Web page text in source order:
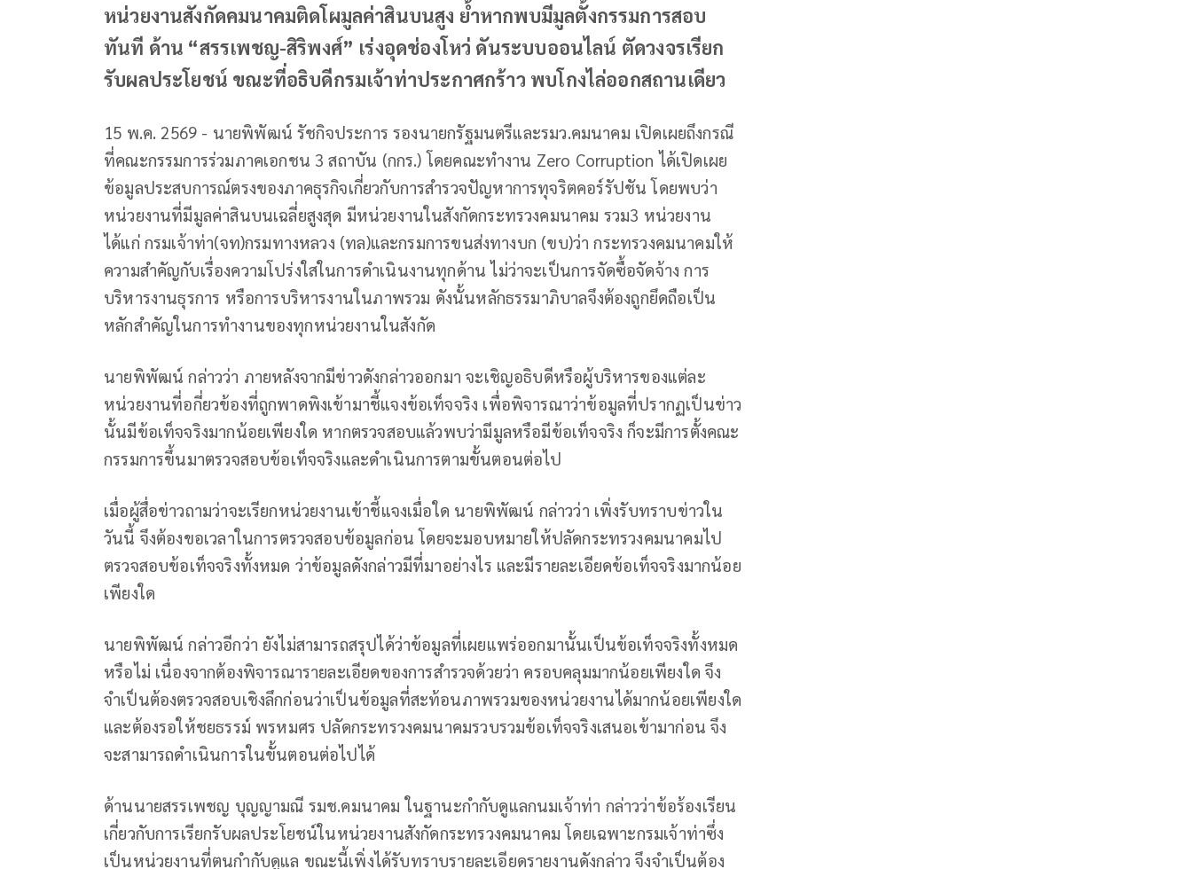
หน่วยงานสังกัดคมนาคมติดโผมูลค่าสินบนสูง ย้ำหากพบมีมูลตั้งกรรมการสอบ
ทันที ด้าน “สรรเพชญ-สิริพงศ์” เร่งอุดช่องโหว่ ดันระบบออนไลน์ ตัดวงจรเรียก
รับผลประโยชน์ ขณะที่อธิบดีกรมเจ้าท่าประกาศกร้าว พบโกงไล่ออกสถานเดียว
15 พ.ค. 2569 - นายพิพัฒน์ รัชกิจประการ รองนายกรัฐมนตรีและรมว.คมนาคม เปิดเผยถึงกรณี
ที่คณะกรรมการร่วมภาคเอกชน 3 สถาบัน (กกร.) โดยคณะทำงาน Zero Corruption ได้เปิดเผย
ข้อมูลประสบการณ์ตรงของภาคธุรกิจเกี่ยวกับการสำรวจปัญหาการทุจริตคอร์รัปชัน โดยพบว่า
หน่วยงานที่มีมูลค่าสินบนเฉลี่ยสูงสุด มีหน่วยงานในสังกัดกระทรวงคมนาคม รวม3 หน่วยงาน
ได้แก่ กรมเจ้าท่า(จท)กรมทางหลวง (ทล)และกรมการขนส่งทางบก (ขบ)ว่า กระทรวงคมนาคมให้
ความสำคัญกับเรื่องความโปร่งใสในการดำเนินงานทุกด้าน ไม่ว่าจะเป็นการจัดซื้อจัดจ้าง การ
บริหารงานธุรการ หรือการบริหารงานในภาพรวม ดังนั้นหลักธรรมาภิบาลจึงต้องถูกยึดถือเป็น
หลักสำคัญในการทำงานของทุกหน่วยงานในสังกัด
นายพิพัฒน์ กล่าวว่า ภายหลังจากมีข่าวดังกล่าวออกมา จะเชิญอธิบดีหรือผู้บริหารของแต่ละ
หน่วยงานที่อกี่ยวข้องที่ถูกพาดพิงเข้ามาชี้แจงข้อเท็จจริง เพื่อพิจารณาว่าข้อมูลที่ปรากฏเป็นข่าว
นั้นมีข้อเท็จจริงมากน้อยเพียงใด หากตรวจสอบแล้วพบว่ามีมูลหรือมีข้อเท็จจริง ก็จะมีการตั้งคณะ
กรรมการขึ้นมาตรวจสอบข้อเท็จจริงและดำเนินการตามขั้นตอนต่อไป
เมื่อผู้สื่อข่าวถามว่าจะเรียกหน่วยงานเข้าชี้แจงเมื่อใด นายพิพัฒน์ กล่าวว่า เพิ่งรับทราบข่าวใน
วันนี้ จึงต้องขอเวลาในการตรวจสอบข้อมูลก่อน โดยจะมอบหมายให้ปลัดกระทรวงคมนาคมไป
ตรวจสอบข้อเท็จจริงทั้งหมด ว่าข้อมูลดังกล่าวมีที่มาอย่างไร และมีรายละเอียดข้อเท็จจริงมากน้อย
เพียงใด
นายพิพัฒน์ กล่าวอีกว่า ยังไม่สามารถสรุปได้ว่าข้อมูลที่เผยแพร่ออกมานั้นเป็นข้อเท็จจริงทั้งหมด
หรือไม่ เนื่องจากต้องพิจารณารายละเอียดของการสำรวจด้วยว่า ครอบคลุมมากน้อยเพียงใด จึง
จำเป็นต้องตรวจสอบเชิงลึกก่อนว่าเป็นข้อมูลที่สะท้อนภาพรวมของหน่วยงานได้มากน้อยเพียงใด
และต้องรอให้ชยธรรม์ พรหมศร ปลัดกระทรวงคมนาคมรวบรวมข้อเท็จจริงเสนอเข้ามาก่อน จึง
จะสามารถดำเนินการในขั้นตอนต่อไปได้
ด้านนายสรรเพชญ บุญญามณี รมช.คมนาคม ในฐานะกำกับดูแลกนมเจ้าท่า กล่าวว่าข้อร้องเรียน
เกี่ยวกับการเรียกรับผลประโยชน์ในหน่วยงานสังกัดกระทรวงคมนาคม โดยเฉพาะกรมเจ้าท่าซึ่ง
เป็นหน่วยงานที่ตนกำกับดูแล ขณะนี้เพิ่งได้รับทราบรายละเอียดรายงานดังกล่าว จึงจำเป็นต้อง